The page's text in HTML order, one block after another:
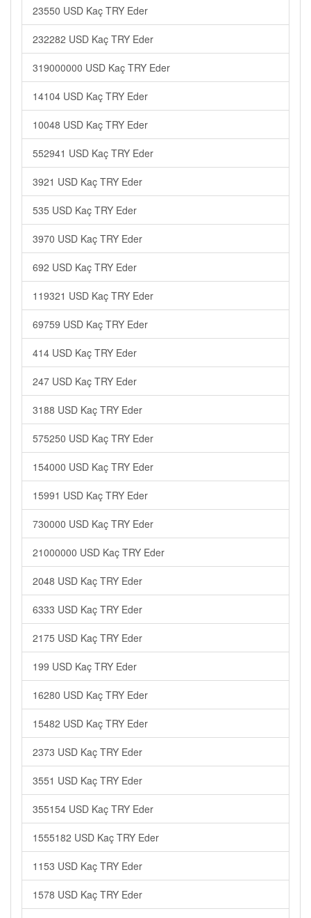
23550 USD Kaç TRY Eder
232282 USD Kaç TRY Eder
319000000 USD Kaç TRY Eder
14104 USD Kaç TRY Eder
10048 USD Kaç TRY Eder
552941 USD Kaç TRY Eder
3921 USD Kaç TRY Eder
535 USD Kaç TRY Eder
3970 USD Kaç TRY Eder
692 USD Kaç TRY Eder
119321 USD Kaç TRY Eder
69759 USD Kaç TRY Eder
414 USD Kaç TRY Eder
247 USD Kaç TRY Eder
3188 USD Kaç TRY Eder
575250 USD Kaç TRY Eder
154000 USD Kaç TRY Eder
15991 USD Kaç TRY Eder
730000 USD Kaç TRY Eder
21000000 USD Kaç TRY Eder
2048 USD Kaç TRY Eder
6333 USD Kaç TRY Eder
2175 USD Kaç TRY Eder
199 USD Kaç TRY Eder
16280 USD Kaç TRY Eder
15482 USD Kaç TRY Eder
2373 USD Kaç TRY Eder
3551 USD Kaç TRY Eder
355154 USD Kaç TRY Eder
1555182 USD Kaç TRY Eder
1153 USD Kaç TRY Eder
1578 USD Kaç TRY Eder